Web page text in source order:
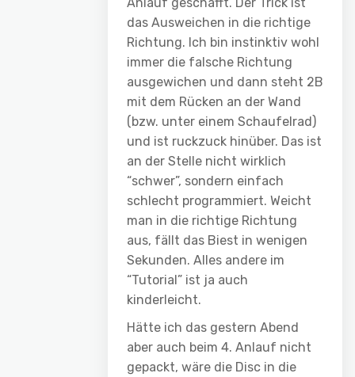
das Ausweichen in die richtige
Richtung. Ich bin instinktiv wohl
immer die falsche Richtung
ausgewichen und dann steht 2B
mit dem Rücken an der Wand
(bzw. unter einem Schaufelrad)
und ist ruckzuck hinüber. Das ist
an der Stelle nicht wirklich
“schwer”, sondern einfach
schlecht programmiert. Weicht
man in die richtige Richtung
aus, fällt das Biest in wenigen
Sekunden. Alles andere im
“Tutorial” ist ja auch
kinderleicht.
Hätte ich das gestern Abend
aber auch beim 4. Anlauf nicht
gepackt, wäre die Disc in die